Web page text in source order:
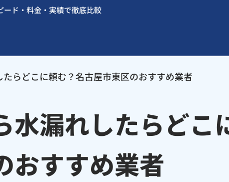
ド・料金・実績で徹底比較
らどこに頼む？名古屋市東区のおすすめ業者
水漏れしたらどこ
おすすめ業者